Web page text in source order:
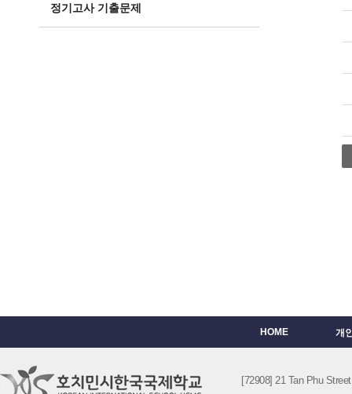
정기고사 기출문제
HOME 개
[72908] 21 Tan Phu